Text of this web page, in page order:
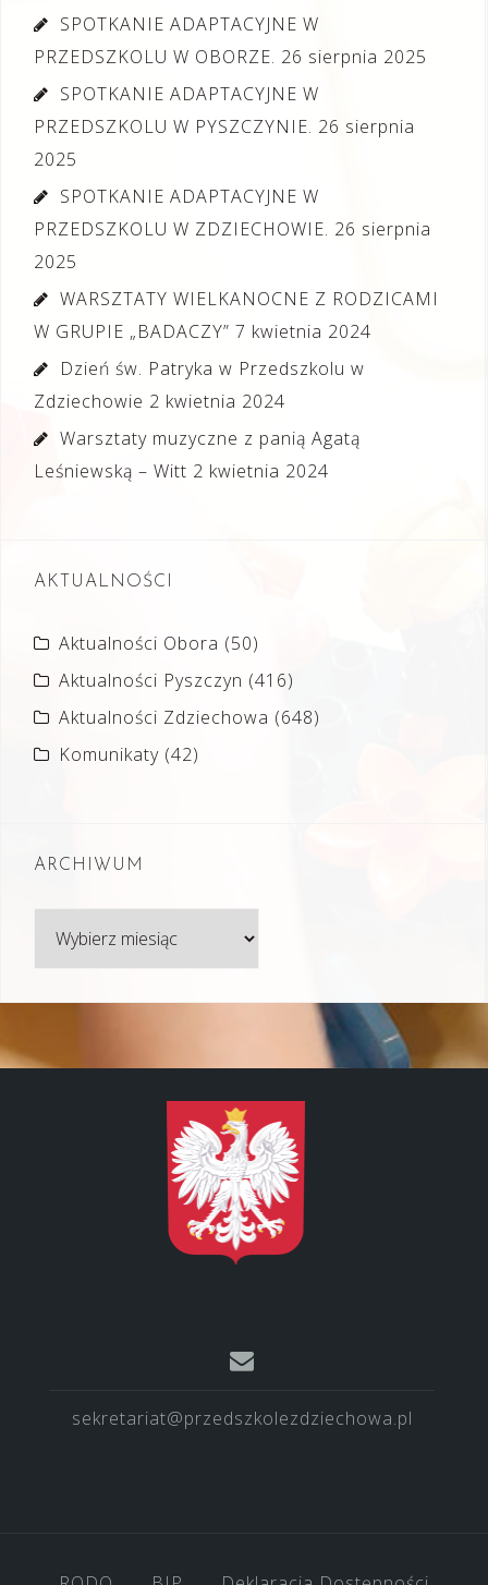
SPOTKANIE ADAPTACYJNE W
PRZEDSZKOLU W OBORZE. 26 sierpnia 2025
SPOTKANIE ADAPTACYJNE W
PRZEDSZKOLU W PYSZCZYNIE. 26 sierpnia
2025
SPOTKANIE ADAPTACYJNE W
PRZEDSZKOLU W ZDZIECHOWIE. 26 sierpnia
2025
WARSZTATY WIELKANOCNE Z RODZICAMI
W GRUPIE „BADACZY” 7 kwietnia 2024
Dzień św. Patryka w Przedszkolu w
Zdziechowie 2 kwietnia 2024
Warsztaty muzyczne z panią Agatą
Leśniewską – Witt 2 kwietnia 2024
AKTUALNOŚCI
Aktualności Obora (50)
Aktualności Pyszczyn (416)
Aktualności Zdziechowa (648)
Komunikaty (42)
ARCHIWUM
sekretariat@przedszkolezdziechowa.pl